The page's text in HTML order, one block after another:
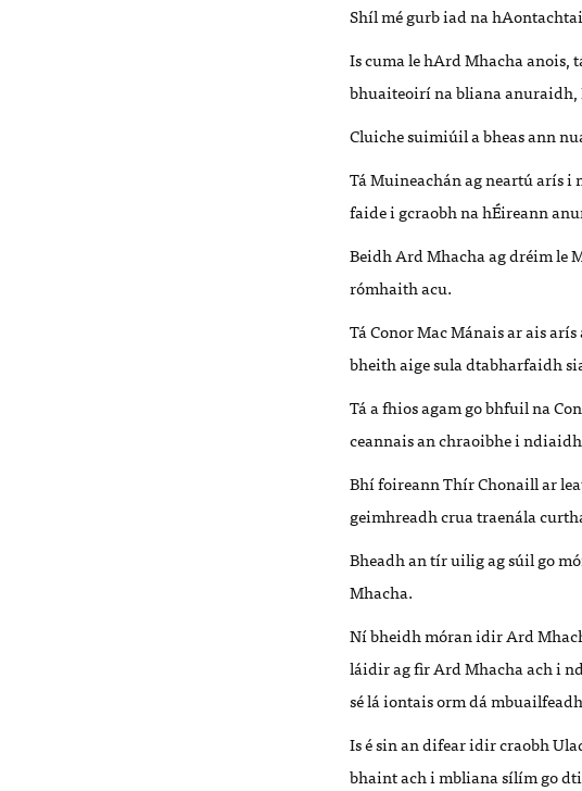
Shíl mé gurb iad na
Is cuma le hArd Mhacha anois,
bhuaiteoirí na bliana anuraidh,
Cluiche suimiúil a bheas ann
Tá Muineachán ag neartú arís
faide i gcraobh na hÉireann
Beidh Ard Mhacha ag dréim le
rómhaith acu.
Tá Conor Mac Mánais ar ais
bheith aige sula dtabharfaidh
Tá a fhios agam go bhfuil na
ceannais an chraoibhe i
Bhí foireann Thír Chonaill ar
geimhreadh crua traenála
Bheadh an tír uilig ag súil go
Mhacha.
Ní bheidh móran idir Ard
láidir ag fir Ard Mhacha ach i
sé lá iontais orm dá
Is é sin an difear idir craobh
bhaint ach i mbliana sílím go